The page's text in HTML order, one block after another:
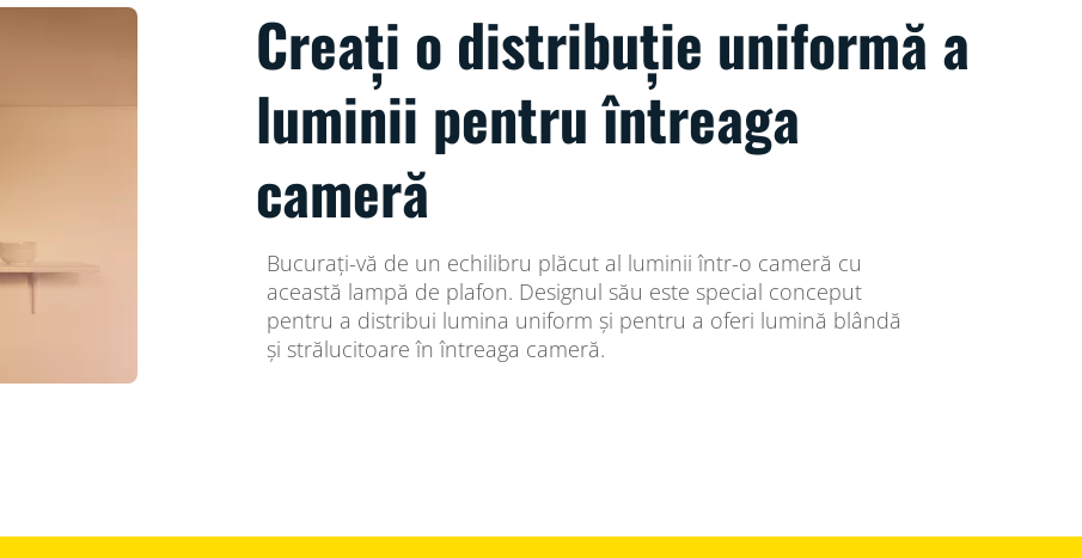
Creați o distribuție uniformă a
luminii pentru întreaga
cameră
Bucurați-vă de un echilibru plăcut al luminii într-o cameră cu
această lampă de plafon. Designul său este special conceput
pentru a distribui lumina uniform și pentru a oferi lumină blândă
și strălucitoare în întreaga cameră.